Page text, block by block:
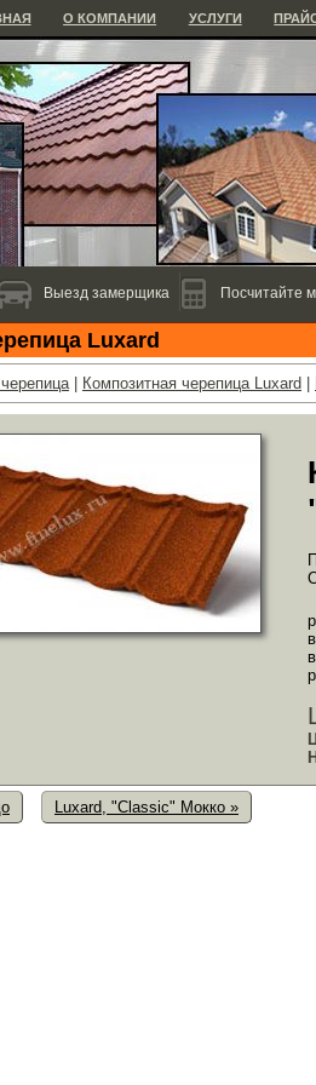
О КОМПАНИИ УСЛУГИ
Luxard
| Композитная черепица Luxard
Luxard, "Сlassic" Мокко »
Выезд замерщика Посчитайте